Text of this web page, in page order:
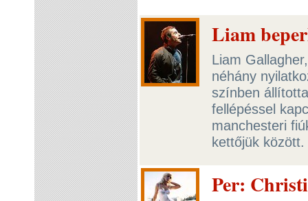
Liam
Liam
néhány
színben
fellépéssel
manchesteri
kettőjük között.
Per: